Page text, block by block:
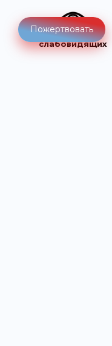
Версия для
слабовидящих
Пожертвовать